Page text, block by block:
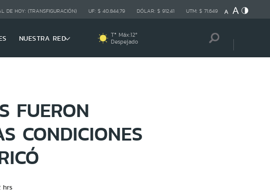
DE HOY: (TRANSFIGURACIÓN) UF: $ 40.844,79 DÓLAR: $ 912,41 UTM: $ 71.649
NUESTRA RED Tª Máx:12º
Despejado
FUERON
CONDICIONES
hrs